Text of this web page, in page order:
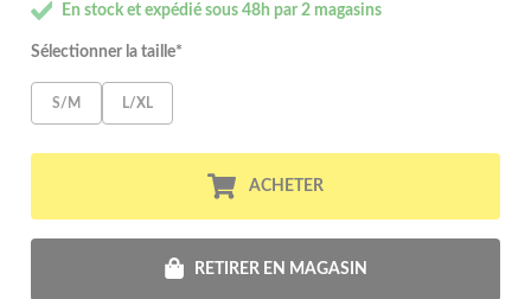
En stock et expédié sous 48h par 2 magasins
Sélectionner la taille*
S/M L/XL
ACHETER
RETIRER EN MAGASIN